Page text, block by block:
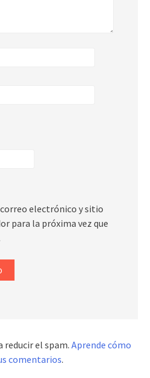
electrónico y sitio
para la próxima vez que
reducir el spam. Aprende cómo
comentarios.